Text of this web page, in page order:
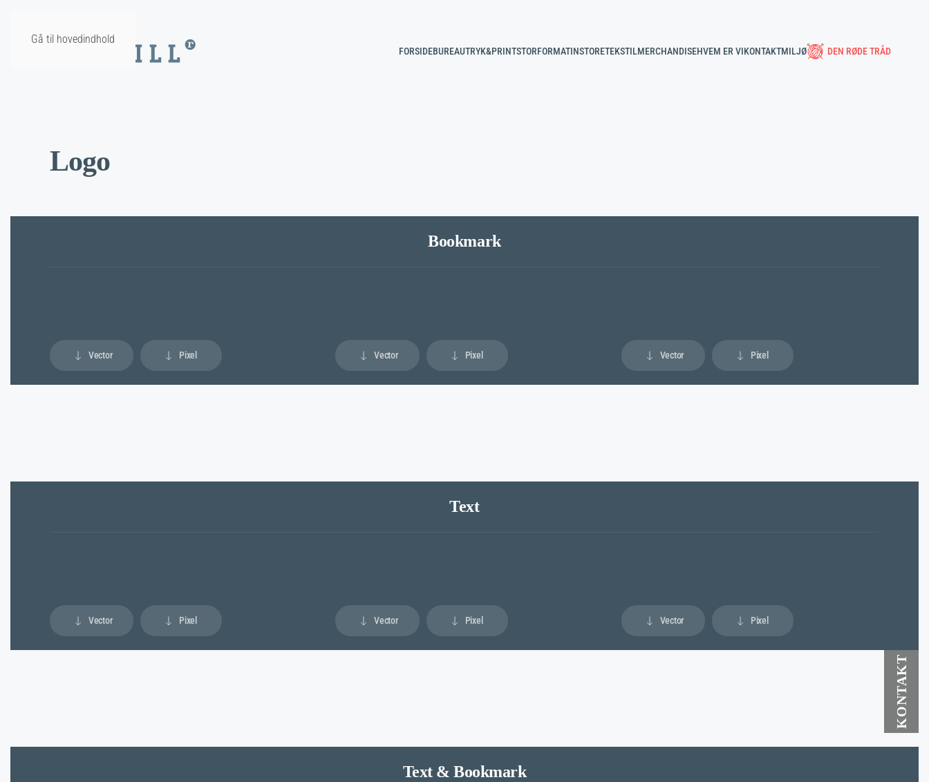
Gå til hovedindhold
FORSIDEBUREAUTRYK&PRINTSTORFORMATINSTORETEKSTILMERCHANDISEHVEM ER VIKONTAKTMILJØ DEN RØDE TRÅD
Logo
Bookmark
Vector Pixel Vector Pixel Vector Pixel
Text
Vector Pixel Vector Pixel Vector Pixel
Text & Bookmark